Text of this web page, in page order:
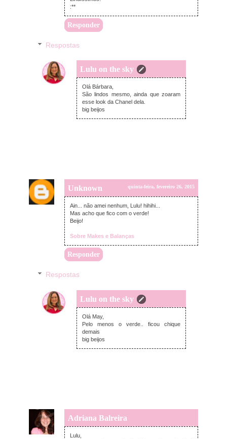
:**
Responder
Respostas
Lulu on the sky
quinta-feira, fevereiro 26, 2015
Olá Bárbara,
São lindos mesmo, ainda que zoaram
esse look da Chanel dela.
big beijos
Unknown quinta-feira, fevereiro 26, 2015
Ain... não amei nenhum, Lulu! hihihi...
Mas acho que fico com o verde!
Beijo!
Sobre Makes e Balanças
Responder
Respostas
Lulu on the sky
quinta-feira, fevereiro 26, 2015
Olá May,
Pelo menos o verde.. ficou chique
demais
big beijos
Adriana Balreira
quinta-feira, fevereiro 26, 2015
Lulu,